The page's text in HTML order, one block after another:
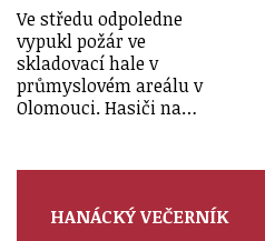
Ve středu odpoledne
vypukl požár ve
skladovací hale v
průmyslovém areálu v
Olomouci. Hasiči na…
HANÁCKÝ VEČERNÍK